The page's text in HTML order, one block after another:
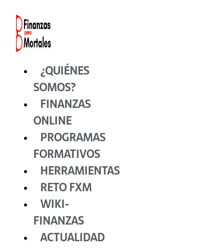
contenido
¿QUIÉNES
SOMOS?
FINANZAS
ONLINE
PROGRAMAS
FORMATIVOS
HERRAMIENTAS
RETO FXM
WIKI-
FINANZAS
ACTUALIDAD